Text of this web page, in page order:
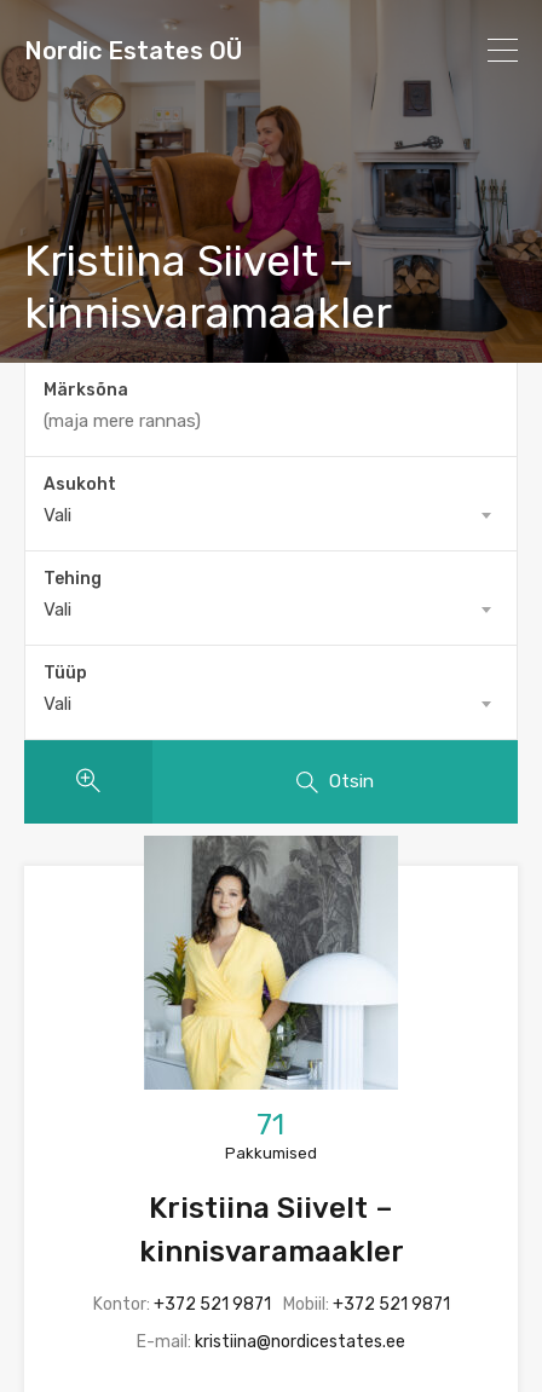
Nordic Estates OÜ
Kristiina Siivelt –
kinnisvaramaakler
Märksõna
Asukoht
Vali
Tehing
Vali
Tüüp
Vali
Otsin
71
Pakkumised
Kristiina Siivelt –
kinnisvaramaakler
Kontor: +372 521 9871 Mobiil: +372 521 9871
E-mail: kristiina@nordicestates.ee